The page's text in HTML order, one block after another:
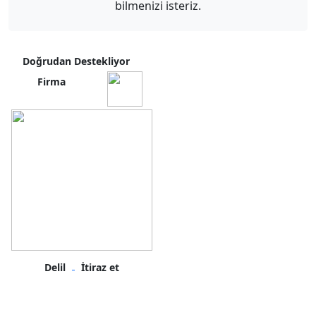
bilmenizi isteriz.
Doğrudan Destekliyor
Firma
Delil İtiraz et